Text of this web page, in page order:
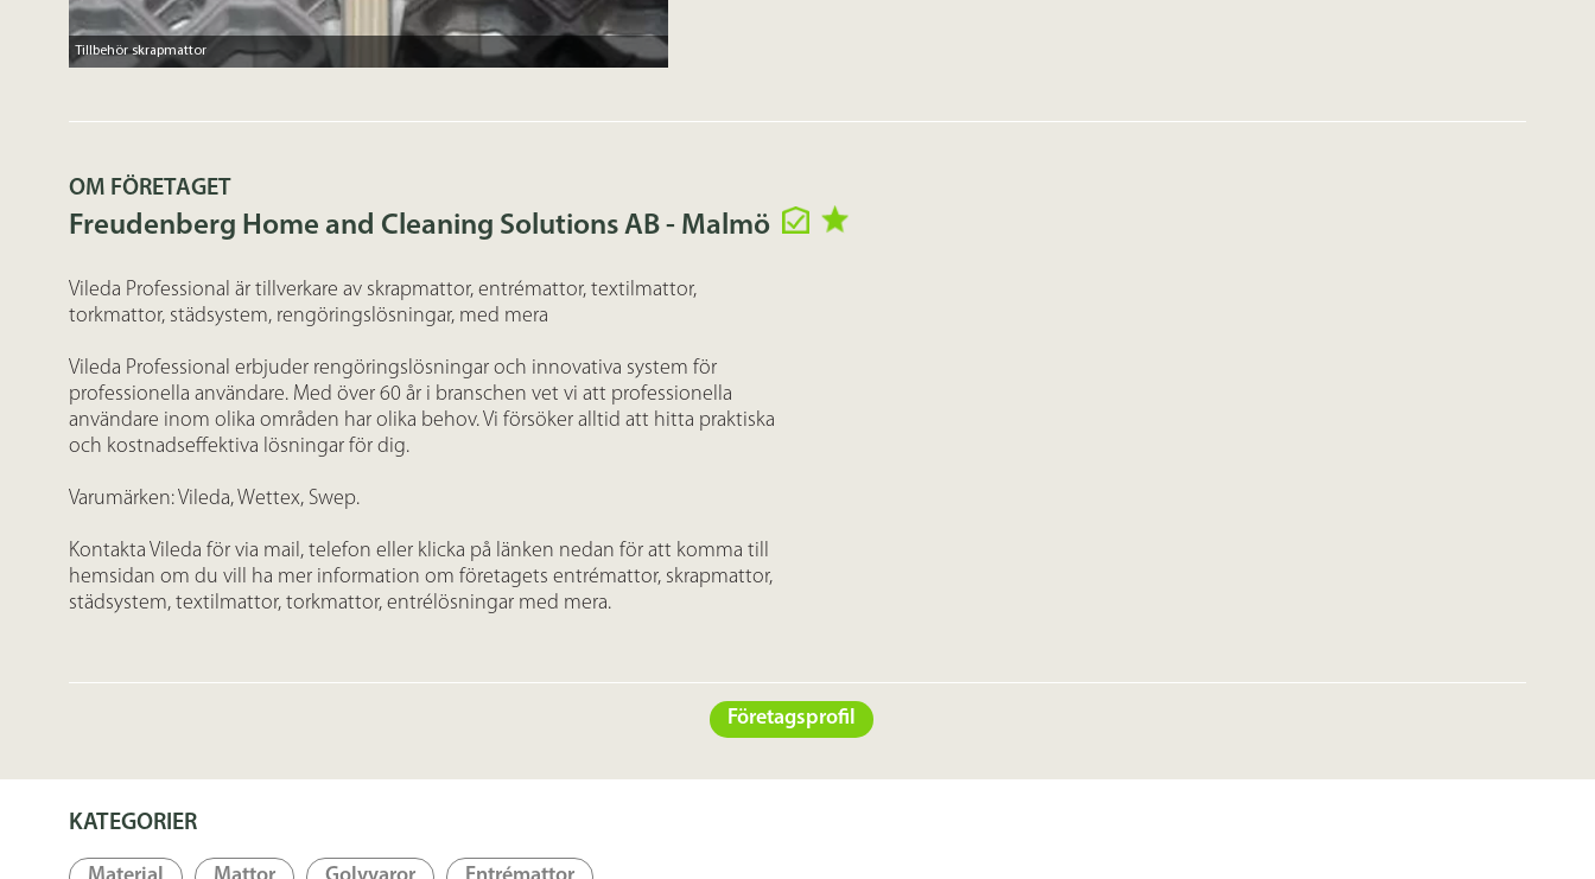
Tillbehör skrapmattor
OM FÖRETAGET
Freudenberg Home and Cleaning Solutions AB - Malmö
Vileda Professional är tillverkare av skrapmattor, entrémattor, textilmattor,
torkmattor, städsystem, rengöringslösningar, med mera
Vileda Professional erbjuder rengöringslösningar och innovativa system för
professionella användare. Med över 60 år i branschen vet vi att professionella
användare inom olika områden har olika behov. Vi försöker alltid att hitta praktiska
och kostnadseffektiva lösningar för dig.
Varumärken: Vileda, Wettex, Swep.
Kontakta Vileda för via mail, telefon eller klicka på länken nedan för att komma till
hemsidan om du vill ha mer information om företagets entrémattor, skrapmattor,
städsystem, textilmattor, torkmattor, entrélösningar med mera.
Företagsprofil
KATEGORIER